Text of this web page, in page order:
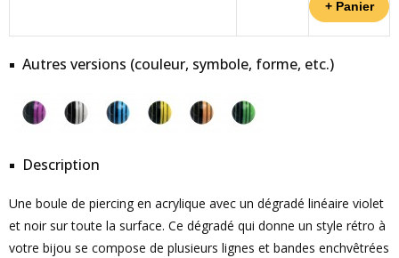
Autres versions (couleur, symbole, forme, etc.)
Description
Une boule de piercing en acrylique avec un dégradé linéaire violet
et noir sur toute la surface. Ce dégradé qui donne un style rétro à
votre bijou se compose de plusieurs lignes et bandes enchvêtrées